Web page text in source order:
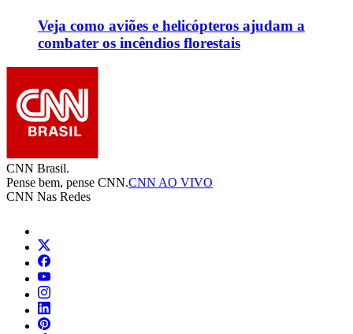
Veja como aviões e helicópteros ajudam a
combater os incêndios florestais
CNN Brasil.
Pense bem, pense CNN.CNN AO VIVO
CNN Nas Redes